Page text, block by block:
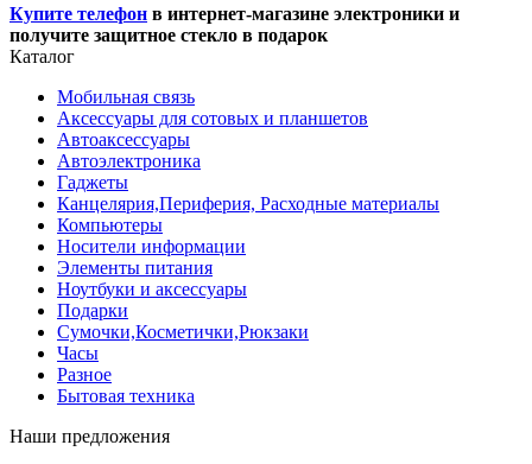
Купите телефон в интернет-магазине электроники и
получите защитное стекло в подарок
Каталог
Мобильная связь
Аксессуары для сотовых и планшетов
Автоаксессуары
Автоэлектроника
Гаджеты
Канцелярия,Периферия, Расходные материалы
Компьютеры
Носители информации
Элементы питания
Ноутбуки и аксессуары
Подарки
Сумочки,Косметички,Рюкзаки
Часы
Разное
Бытовая техника
Наши предложения